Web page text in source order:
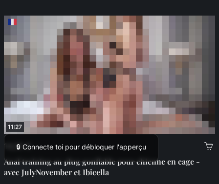
11:27
🔒 Connecte toi pour débloquer l'apperçu
14,00 €
Anal training au plug gonflable pour chienne en cage -
avec JulyNovember et Ibicella